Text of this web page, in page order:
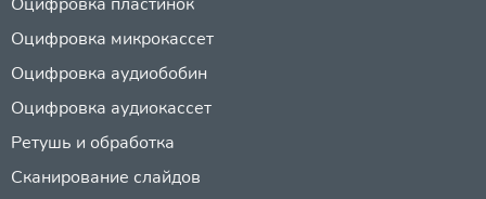
Оцифровка микрокассет
Оцифровка аудиобобин
Оцифровка аудиокассет
Ретушь и обработка
Сканирование слайдов